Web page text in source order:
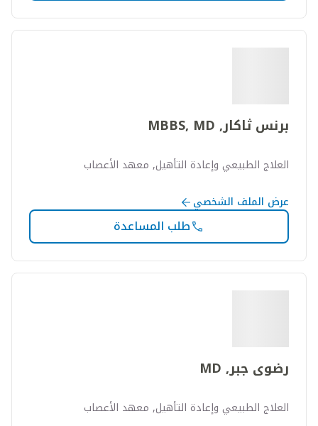
برنس ثاكار, MBBS, MD
العلاج الطبيعي وإعادة التأهيل, معهد الأعصاب
عرض الملف الشخصي
طلب المساعدة
رضوى جبر, MD
العلاج الطبيعي وإعادة التأهيل, معهد الأعصاب